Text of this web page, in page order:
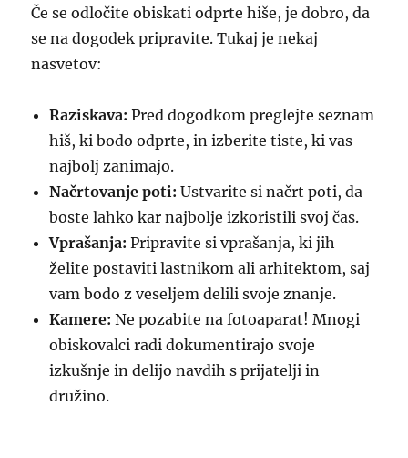
Če se odločite obiskati odprte hiše, je dobro, da
se na dogodek pripravite. Tukaj je nekaj
nasvetov:
Raziskava: Pred dogodkom preglejte seznam
hiš, ki bodo odprte, in izberite tiste, ki vas
najbolj zanimajo.
Načrtovanje poti: Ustvarite si načrt poti, da
boste lahko kar najbolje izkoristili svoj čas.
Vprašanja: Pripravite si vprašanja, ki jih
želite postaviti lastnikom ali arhitektom, saj
vam bodo z veseljem delili svoje znanje.
Kamere: Ne pozabite na fotoaparat! Mnogi
obiskovalci radi dokumentirajo svoje
izkušnje in delijo navdih s prijatelji in
družino.